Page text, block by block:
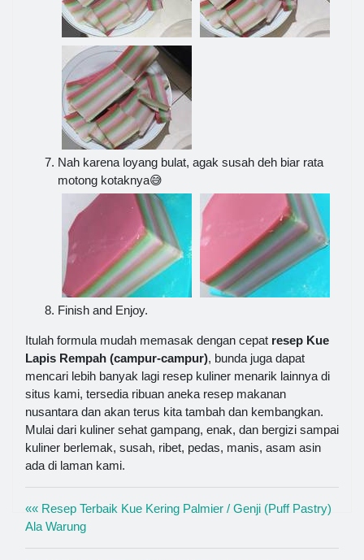
Nah karena loyang bulat, agak susah deh biar rata
motong kotaknya😅
Finish and Enjoy.
Itulah formula mudah memasak dengan cepat resep Kue
Lapis Rempah (campur-campur), bunda juga dapat
mencari lebih banyak lagi resep kuliner menarik lainnya di
situs kami, tersedia ribuan aneka resep makanan
nusantara dan akan terus kita tambah dan kembangkan.
Mulai dari kuliner sehat gampang, enak, dan bergizi sampai
kuliner berlemak, susah, ribet, pedas, manis, asam asin
ada di laman kami.
«« Resep Terbaik Kue Kering Palmier / Genji (Puff Pastry)
Ala Warung